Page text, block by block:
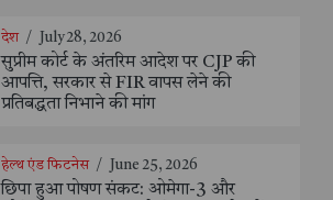
देश / July 28, 2026
सुप्रीम कोर्ट के अंतरिम आदेश पर CJP की
आपत्ति, सरकार से FIR वापस लेने की
प्रतिबद्धता निभाने की मांग
हेल्थ एंड फिटनेस / June 25, 2026
छिपा हुआ पोषण संकट: ओमेगा-3 और